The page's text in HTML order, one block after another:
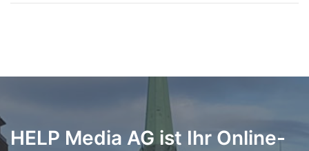
HELP Media AG ist Ihr Online-